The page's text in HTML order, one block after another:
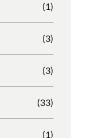
(1)
(3)
(3)
(33)
(1)